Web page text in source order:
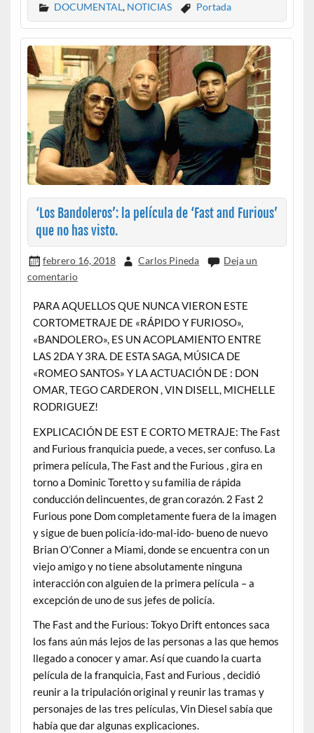
DOCUMENTAL, NOTICIAS Portada
‘Los Bandoleros’: la película de ‘Fast and Furious’
que no has visto.
febrero 16, 2018 Carlos Pineda
Deja un
comentario
PARA AQUELLOS QUE NUNCA VIERON ESTE
CORTOMETRAJE DE «RÁPIDO Y FURIOSO»,
«BANDOLERO», ES UN ACOPLAMIENTO ENTRE
LAS 2DA Y 3RA. DE ESTA SAGA, MÚSICA DE
«ROMEO SANTOS» Y LA ACTUACIÓN DE : DON
OMAR, TEGO CARDERON , VIN DISELL, MICHELLE
RODRIGUEZ!
EXPLICACIÓN DE EST E CORTO METRAJE: The Fast
and Furious franquicia puede, a veces, ser confuso. La
primera película, The Fast and the Furious , gira en
torno a Dominic Toretto y su familia de rápida
conducción delincuentes, de gran corazón. 2 Fast 2
Furious pone Dom completamente fuera de la imagen
y sigue de buen policía-ido-mal-ido- bueno de nuevo
Brian O’Conner a Miami, donde se encuentra con un
viejo amigo y no tiene absolutamente ninguna
interacción con alguien de la primera película – a
excepción de uno de sus jefes de policía.
The Fast and the Furious: Tokyo Drift entonces saca
los fans aún más lejos de las personas a las que hemos
llegado a conocer y amar. Así que cuando la cuarta
película de la franquicia, Fast and Furious , decidió
reunir a la tripulación original y reunir las tramas y
personajes de las tres películas, Vin Diesel sabía que
había que dar algunas explicaciones.